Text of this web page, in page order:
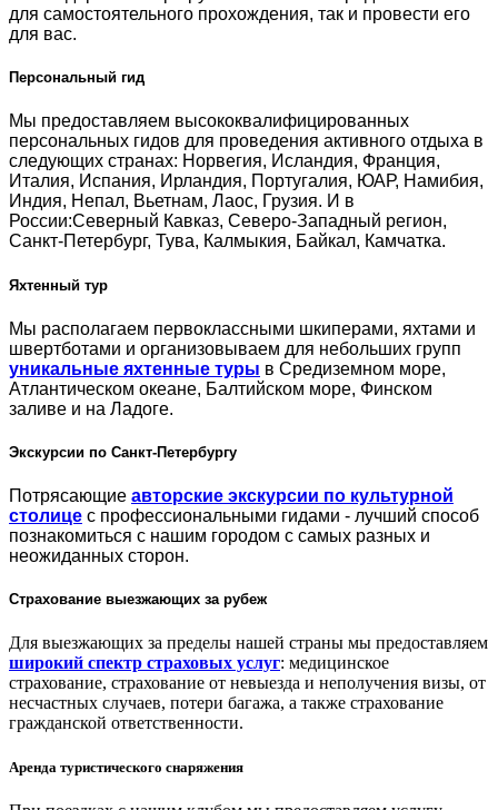
для самостоятельного прохождения, так и провести его
для вас.
Персональный гид
Мы предоставляем высококвалифицированных
персональных гидов для проведения активного отдыха в
следующих странах: Норвегия, Исландия, Франция,
Италия, Испания, Ирландия, Португалия, ЮАР, Намибия,
Индия, Непал, Вьетнам, Лаос, Грузия. И в
России:Северный Кавказ, Северо-Западный регион,
Санкт-Петербург, Тува, Калмыкия, Байкал, Камчатка.
Яхтенный тур
Мы располагаем первоклассными шкиперами, яхтами и
швертботами и организовываем для небольших групп
уникальные яхтенные туры в Средиземном море,
Атлантическом океане, Балтийском море, Финском
заливе и на Ладоге.
Экскурсии по Санкт-Петербургу
Потрясающие авторские экскурсии по культурной
столице с профессиональными гидами - лучший способ
познакомиться с нашим городом с самых разных и
неожиданных сторон.
Страхование выезжающих за рубеж
Для выезжающих за пределы нашей страны мы предоставляем
широкий спектр страховых услуг: медицинское
страхование, страхование от невыезда и неполучения визы, от
несчастных случаев, потери багажа, а также страхование
гражданской ответственности.
Аренда туристического снаряжения